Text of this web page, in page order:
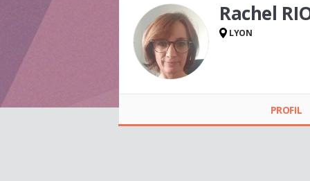
Rachel RIOUX
Rachel
LYON
PROFIL